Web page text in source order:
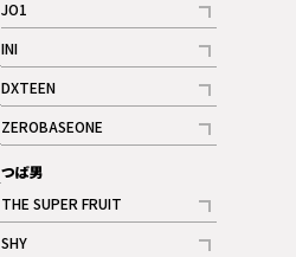
JO1
記事
INI
記事
ギャラリー
DXTEEN
記事
ギャラリー
ZEROBASEONE
記事
つば男
THE SUPER FRUIT
記事
SHY